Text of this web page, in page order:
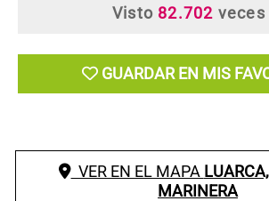
Visto 82.702 veces
GUARDAR EN MIS
VER EN EL MAPA
MARINERA